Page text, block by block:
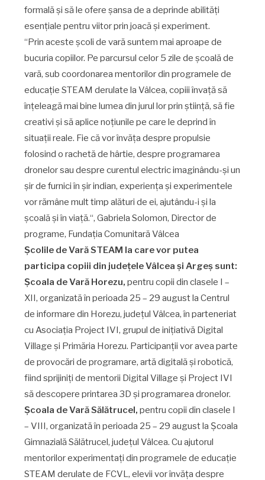
formală și să le ofere șansa de a deprinde abilități
esențiale pentru viitor prin joacă și experiment.
“Prin aceste școli de vară suntem mai aproape de
bucuria copiilor. Pe parcursul celor 5 zile de școală de
vară, sub coordonarea mentorilor din programele de
educație STEAM derulate la Vâlcea, copiii învață să
înțeleagă mai bine lumea din jurul lor prin știință, să fie
creativi și să aplice noțiunile pe care le deprind în
situații reale. Fie că vor învăța despre propulsie
folosind o rachetă de hârtie, despre programarea
dronelor sau despre curentul electric imaginându-și un
șir de furnici în șir indian, experiența și experimentele
vor rămâne mult timp alături de ei, ajutându-i și la
școală și în viață.“, Gabriela Solomon, Director de
programe, Fundația Comunitară Vâlcea
Școlile de Vară STEAM la care vor putea
participa copiii din județele Vâlcea și Argeș sunt:
Școala de Vară Horezu, pentru copii din clasele I –
XII, organizată în perioada 25 – 29 august la Centrul
de informare din Horezu, județul Vâlcea, în parteneriat
cu Asociația Project IVI, grupul de inițiativă Digital
Village și Primăria Horezu. Participanții vor avea parte
de provocări de programare, artă digitală și robotică,
fiind sprijiniți de mentorii Digital Village și Project IVI
să descopere printarea 3D și programarea dronelor.
Școala de Vară Sălătrucel, pentru copii din clasele I
– VIII, organizată în perioada 25 – 29 august la Școala
Gimnazială Sălătrucel, județul Vâlcea. Cu ajutorul
mentorilor experimentați din programele de educație
STEAM derulate de FCVL, elevii vor învăța despre